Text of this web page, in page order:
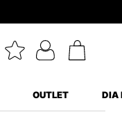
OUTLET DIA